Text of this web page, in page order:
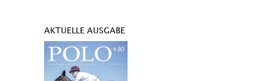
AKTUELLE AUSGABE